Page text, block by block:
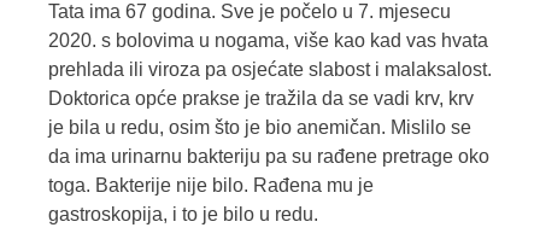
Tata ima 67 godina. Sve je počelo u 7. mjesecu
2020. s bolovima u nogama, više kao kad vas hvata
prehlada ili viroza pa osjećate slabost i malaksalost.
Doktorica opće prakse je tražila da se vadi krv, krv
je bila u redu, osim što je bio anemičan. Mislilo se
da ima urinarnu bakteriju pa su rađene pretrage oko
toga. Bakterije nije bilo. Rađena mu je
gastroskopija, i to je bilo u redu.